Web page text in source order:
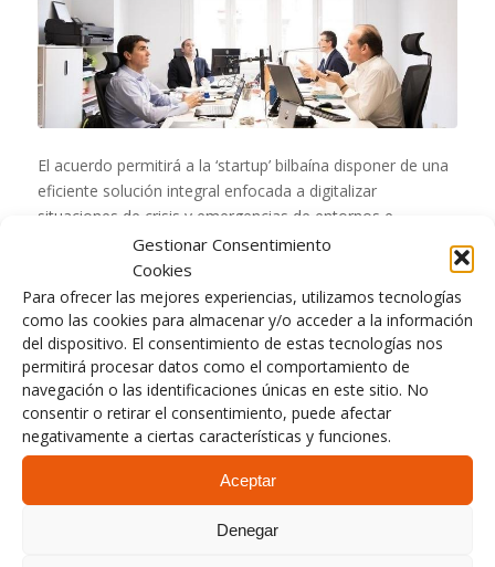
Gestionar Consentimiento
Cookies
Para ofrecer las mejores experiencias, utilizamos tecnologías
como las cookies para almacenar y/o acceder a la información
del dispositivo. El consentimiento de estas tecnologías nos
permitirá procesar datos como el comportamiento de
navegación o las identificaciones únicas en este sitio. No
consentir o retirar el consentimiento, puede afectar
negativamente a ciertas características y funciones.
Aceptar
Denegar
El acuerdo permitirá a la ‘startup’ bilbaína disponer de una
eficiente solución integral enfocada a digitalizar
situaciones de crisis y emergencias de entornos e
infraestructuras críticas
Leer más
PLAN DE AUTOPROTECCIÓN (PAU)
AUTOPROTECCIÓN